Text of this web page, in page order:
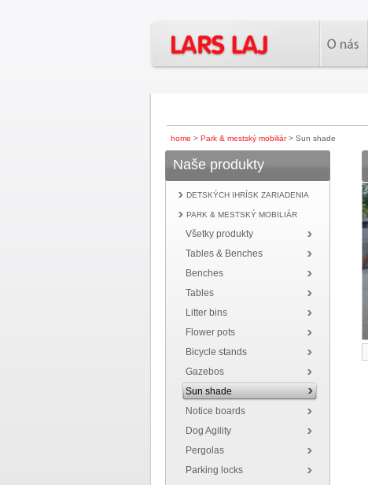
home > Park & mestský mobiliár> Sun shade
Naše produkty
DETSKÝCH IHRÍSK ZARIADENIA
PARK & MESTSKÝ MOBILIÁR
Všetky produkty
Tables & Benches
Benches
Tables
Litter bins
Flower pots
Bicycle stands
Gazebos
Sun shade
Notice boards
Dog Agility
Pergolas
Parking locks